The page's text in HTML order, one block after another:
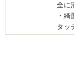
全に
・
タッ